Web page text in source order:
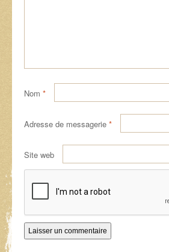
Nom *
Adresse de messagerie *
Site web